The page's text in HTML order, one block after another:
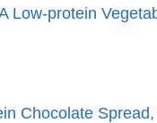
protein
Chocolate